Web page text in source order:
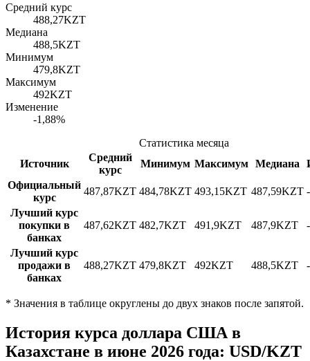
Средний курс
488,27KZT
Медиана
488,5KZT
Минимум
479,8KZT
Максимум
492KZT
Изменение
-1,88%
Статистика месяца
Источник
Средний
курс
Минимум Максимум Медиана
Официальный
курс
487,87KZT 484,78KZT 493,15KZT 487,59KZT
Лучший курс
покупки в
банках
487,62KZT 482,7KZT 491,9KZT 487,9KZT
Лучший курс
продажи в
банках
488,27KZT 479,8KZT 492KZT 488,5KZT
* Значения в таблице округлены до двух знаков после запятой.
История курса доллара США в
Казахстане в июне 2026 года: USD/KZT